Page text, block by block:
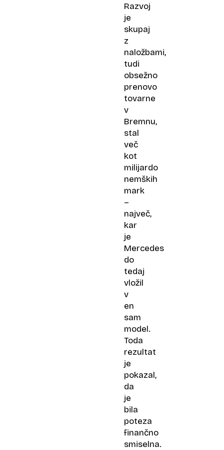
Razvoj
je
skupaj
z
naložbami,
tudi
obsežno
prenovo
tovarne
v
Bremnu,
stal
več
kot
milijardo
nemških
mark
–
največ,
kar
je
Mercedes
do
tedaj
vložil
v
en
sam
model.
Toda
rezultat
je
pokazal,
da
je
bila
poteza
finančno
smiselna.